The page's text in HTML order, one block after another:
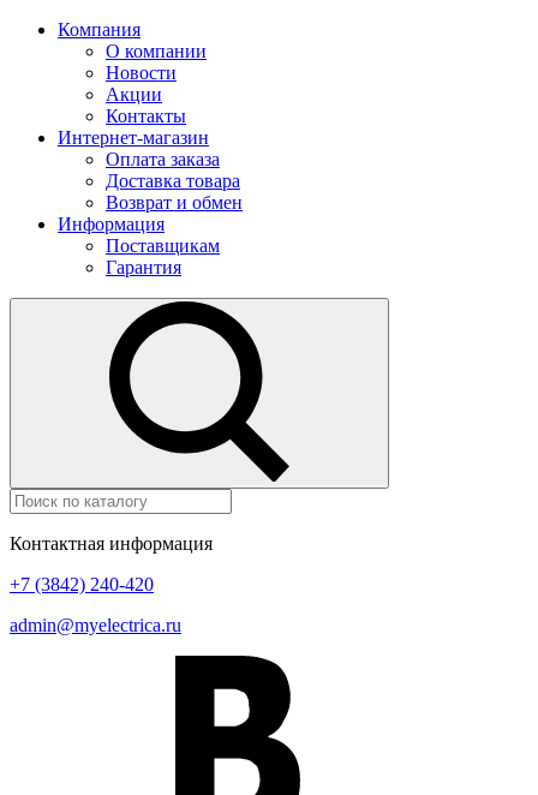
Компания
О компании
Новости
Акции
Контакты
Интернет-магазин
Оплата заказа
Доставка товара
Возврат и обмен
Информация
Поставщикам
Гарантия
Контактная информация
+7 (3842) 240-420
admin@myelectrica.ru